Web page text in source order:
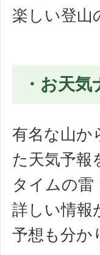
楽しい登山
・お天
有名な山か
た天気予報
タイムの
詳しい情報
予想も分か